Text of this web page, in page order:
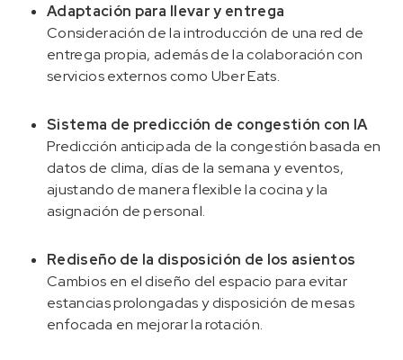
Adaptación para llevar y entrega
Consideración de la introducción de una red de
entrega propia, además de la colaboración con
servicios externos como Uber Eats.
Sistema de predicción de congestión con IA
Predicción anticipada de la congestión basada en
datos de clima, días de la semana y eventos,
ajustando de manera flexible la cocina y la
asignación de personal.
Rediseño de la disposición de los asientos
Cambios en el diseño del espacio para evitar
estancias prolongadas y disposición de mesas
enfocada en mejorar la rotación.